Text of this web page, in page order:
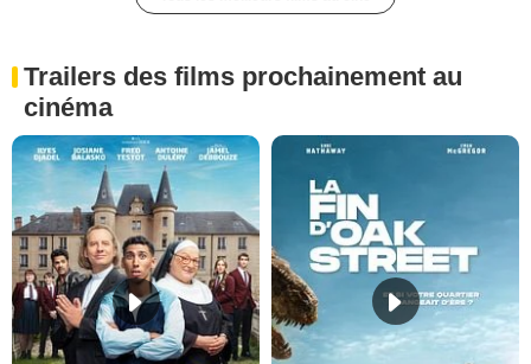
Trailers des films prochainement au
cinéma